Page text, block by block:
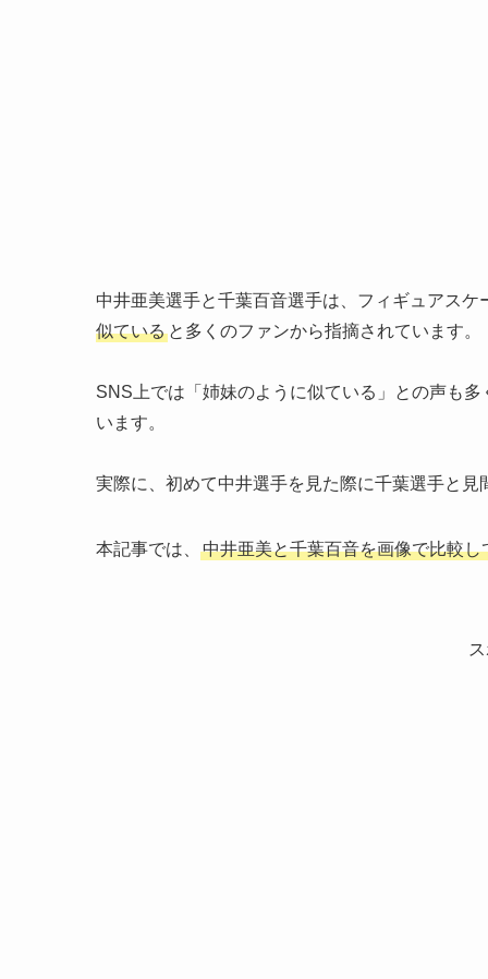
中井亜美選手と千葉百音選手は、フィギュアス
似ている と多くのファンから指摘されています。
SNS上では「姉妹のように似ている」との声も
います。
実際に、初めて中井選手を見た際に千葉選手と
本記事では、 中井亜美と千葉百音を画像で比較